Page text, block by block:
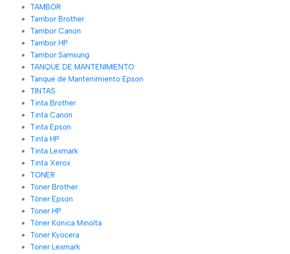
TAMBOR
Tambor Brother
Tambor Canon
Tambor HP
Tambor Samsung
TANQUE DE MANTENIMIENTO
Tanque de Mantenimiento Epson
TINTAS
Tinta Brother
Tinta Canon
Tinta Epson
Tinta HP
Tinta Lexmark
Tinta Xerox
TONER
Toner Brother
Tóner Epson
Toner HP
Tóner Konica Minolta
Toner Kyocera
Toner Lexmark